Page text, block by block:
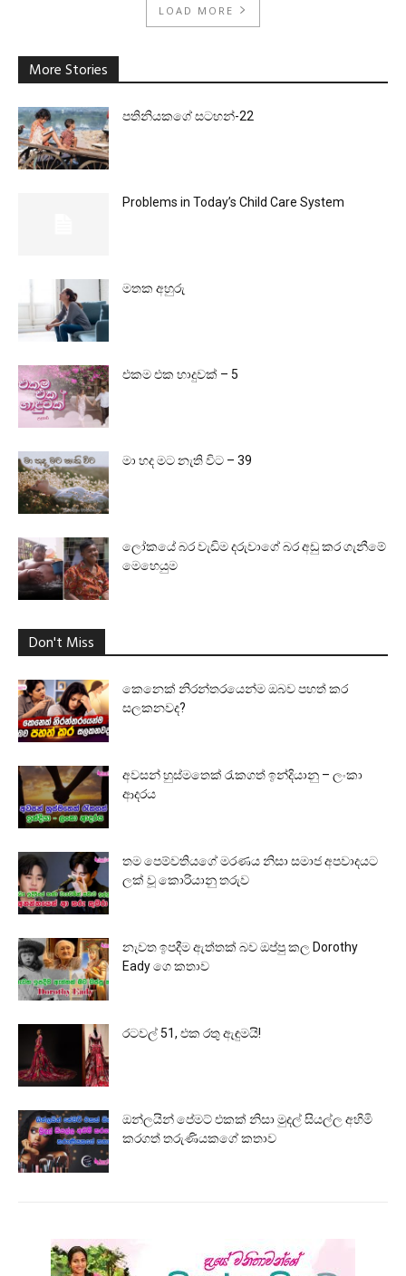
LOAD MORE
More Stories
පතිනියකගේ සටහන්-22
Problems in Today’s Child Care System
මතක අහුරු
එකම එක හාදුවක් – 5
මා හද මට නැති විට – 39
ලෝකයේ බර වැඩිම දරුවාගේ බර අඩු කර ගැනීමේ
මෙහෙයුම
Don't Miss
කෙනෙක් නිරන්තරයෙන්ම ඔබව පහත් කර
සලකනවද?
අවසන් හුස්මතෙක් රැකගත් ඉන්දියානු – ලංකා
ආදරය
තම පෙම්වතියගේ මරණය නිසා සමාජ අපවාදයට
ලක් වූ කොරියානු තරුව
නැවත ඉපදීම ඇත්තක් බව ඔප්පු කල Dorothy
Eady ගෙ කතාව
රටවල් 51, එක රතු ඇඳුමයි!
ඔන්ලයින් පේමට් එකක් නිසා මුදල් සියල්ල අහිමි
කරගත් තරුණියකගේ කතාව